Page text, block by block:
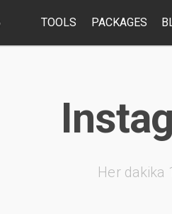
TOOLS PACKAGES
Her dakika